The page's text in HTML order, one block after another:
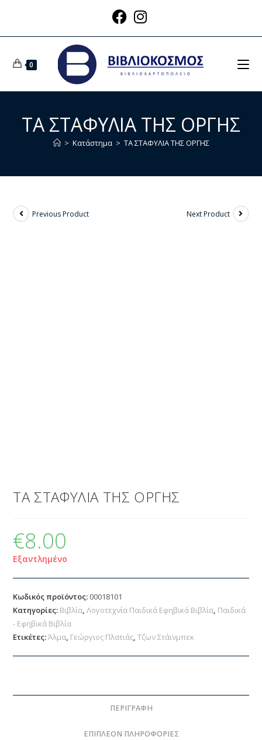
0
ΤΑ ΣΤΑΦΥΛΙΑ ΤΗΣ ΟΡΓΗΣ
> Κατάστημα > ΤΑ ΣΤΑΦΥΛΙΑ ΤΗΣ ΟΡΓΗΣ
Previous Product Next Product
ΤΑ ΣΤΑΦΥΛΙΑ ΤΗΣ ΟΡΓΗΣ
€8.00
Εξαντλημένο
Κωδικός προϊόντος: 00018101
Κατηγορίες: Βιβλία,Λογοτεχνία Παιδικά Εφηβικά Βιβλία, Παιδικά
- Εφηβικά Βιβλία
Ετικέτες:Άλμα, Γεώργιος Πλατιάς,Τζων Στάινμπεκ
ΠΕΡΙΓΡΑΦΉ
ΕΠΙΠΛΈΟΝ ΠΛΗΡΟΦΟΡΊΕΣ